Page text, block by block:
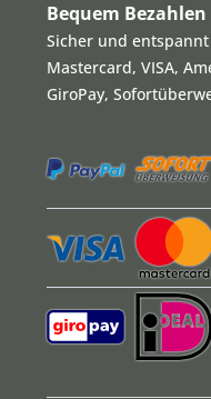
Bequem Bezahlen
Sicher und entspannt
Mastercard, VISA,
GiroPay,